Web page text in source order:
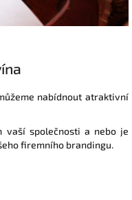
nabídnout atraktivní
vaší společnosti a nebo je
firemního brandingu.